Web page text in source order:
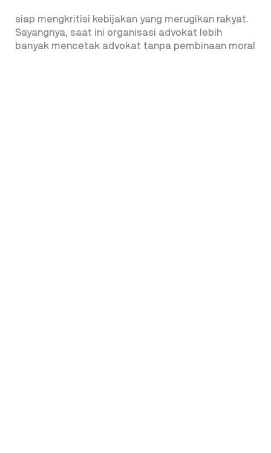
siap mengkritisi kebijakan yang merugikan rakyat.
Sayangnya, saat ini organisasi advokat lebih
banyak mencetak advokat tanpa pembinaan moral